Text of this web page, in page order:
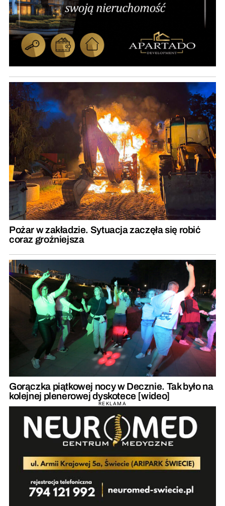
Pożar w zakładzie. Sytuacja zaczęła się robić
coraz groźniejsza
Gorączka piątkowej nocy w Decznie. Tak było na
kolejnej plenerowej dyskotece [wideo]
REKLAMA